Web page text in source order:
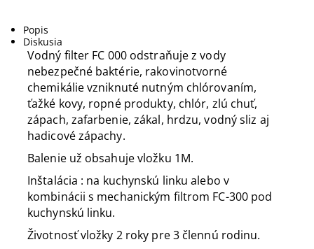
Popis
Diskusia
Vodný filter FC 000 odstraňuje z vody
nebezpečné baktérie, rakovinotvorné
chemikálie vzniknuté nutným chlórovaním,
ťažké kovy, ropné produkty, chlór, zlú chuť,
zápach, zafarbenie, zákal, hrdzu, vodný sliz aj
hadicové zápachy.
Balenie už obsahuje vložku 1M.
Inštalácia : na kuchynskú linku alebo v
kombinácii s mechanickým filtrom FC-300 pod
kuchynskú linku.
Životnosť vložky 2 roky pre 3 člennú rodinu.